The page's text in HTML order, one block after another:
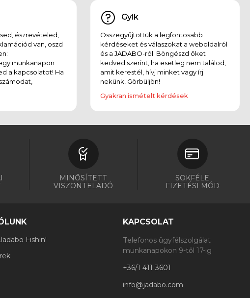
észrevételed,
van, oszd
egy munkanapon
a kapcsolatot! Ha
Gyik
Összegyűjtöttük a legfontosabb
kérdéseket és válaszokat a weboldalról
és a JADABO-ról. Böngészd őket
kedved szerint, ha esetleg nem találod,
amit kerestél, hívj minket vagy írj
nekünk! Görbüljön!
Gyakran ismételt kérdések
MINŐSÍTETT
VISZONTELADÓ
SOKFÉLE
FIZETÉSI MÓD
Fishin'
KAPCSOLAT
Telefonos ügyfélszolgálat
munkanapokon 9-től 17-ig
+36/1 411 3601
info@jadabo.com